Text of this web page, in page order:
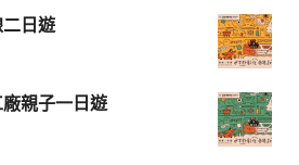
日遊
親子一日遊